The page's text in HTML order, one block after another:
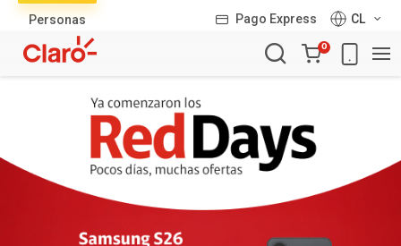
Personas Pago Express
CL
Carro
de
0
productos